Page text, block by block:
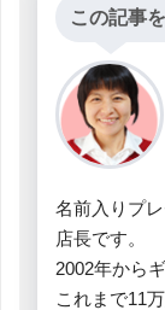
この記事
名前入りプ
店長です。
2002年から
これまで11